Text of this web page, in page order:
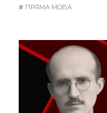
# ПРЯМА МОВА